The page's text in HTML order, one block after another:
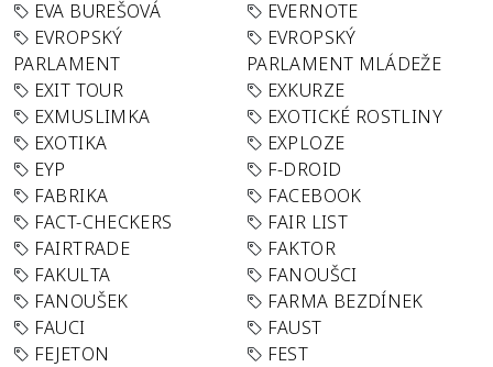
EVA BUREŠOVÁ
EVERNOTE
EVROPSKÝ
PARLAMENT
EVROPSKÝ
PARLAMENT MLÁDEŽE
EXIT TOUR
EXKURZE
EXMUSLIMKA
EXOTICKÉ ROSTLINY
EXOTIKA
EXPLOZE
EYP
F-DROID
FABRIKA
FACEBOOK
FACT-CHECKERS
FAIR LIST
FAIRTRADE
FAKTOR
FAKULTA
FANOUŠCI
FANOUŠEK
FARMA BEZDÍNEK
FAUCI
FAUST
FEJETON
FEST